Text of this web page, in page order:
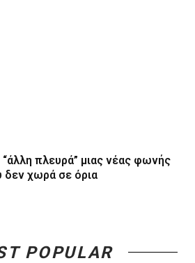
πλευρά” μιας νέας φωνής
δεν χωρά σε όρια
POPULAR